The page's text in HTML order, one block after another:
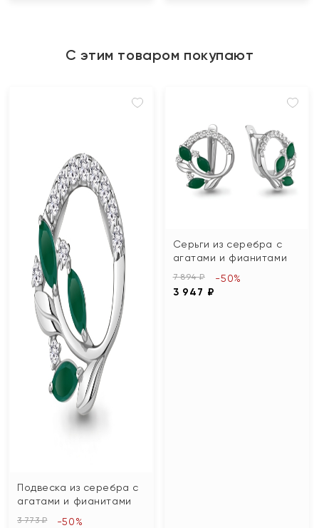
С этим товаром покупают
Подвеска из серебра с
агатами и фианитами
3 773 ₽ -50%
Серьги из серебра с
агатами и фианитами
7 894 ₽
3 947 ₽
-50%